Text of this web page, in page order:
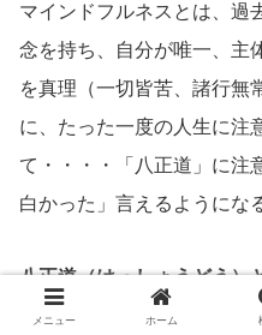
マインドフルネスとは、過
念を持ち、自分が唯一、主
を真理（一切皆苦、諸行無
に、たった一度の人生に注
て・・・・「八正道」に注
白かった」言えるようにな
八正道（はっしょうどう）
メニュー ホーム